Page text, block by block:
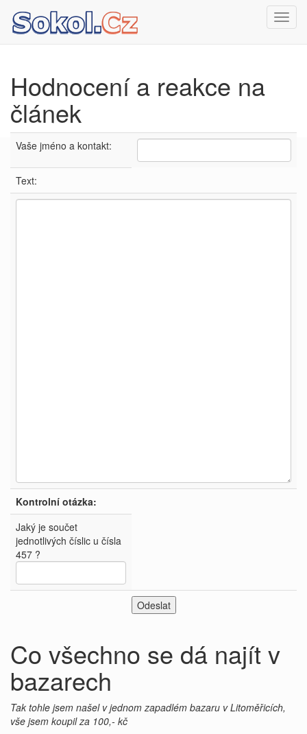
Hodnocení a reakce na
článek
Vaše jméno a kontakt:
Text:
Kontrolní otázka:
Jaký je součet
jednotlivých číslic u čísla
457 ?
Co všechno se dá najít v
bazarech
Tak tohle jsem našel v jednom zapadlém bazaru v Litoměřicích,
vše jsem koupil za 100,- kč